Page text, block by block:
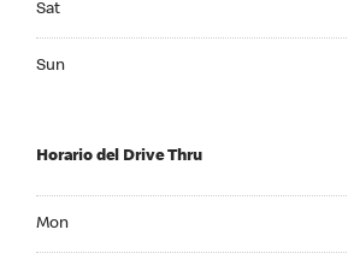
Sat
Sun
Horario del Drive Thru
Mon